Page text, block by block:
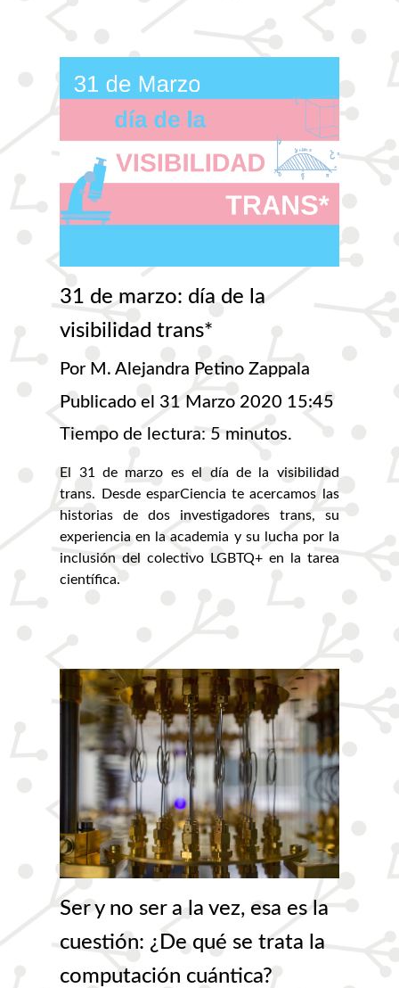
31 de marzo: día de la
visibilidad trans*
Por M. Alejandra Petino Zappala
Publicado el 31 Marzo 2020 15:45
Tiempo de lectura: 5 minutos.
El 31 de marzo es el día de la visibilidad
trans. Desde esparCiencia te acercamos las
historias de dos investigadores trans, su
experiencia en la academia y su lucha por la
inclusión del colectivo LGBTQ+ en la tarea
científica.
Ser y no ser a la vez, esa es la
cuestión: ¿De qué se trata la
computación cuántica?